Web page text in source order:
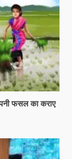
फसल का कराए